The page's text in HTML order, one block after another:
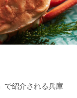
で紹介される兵庫